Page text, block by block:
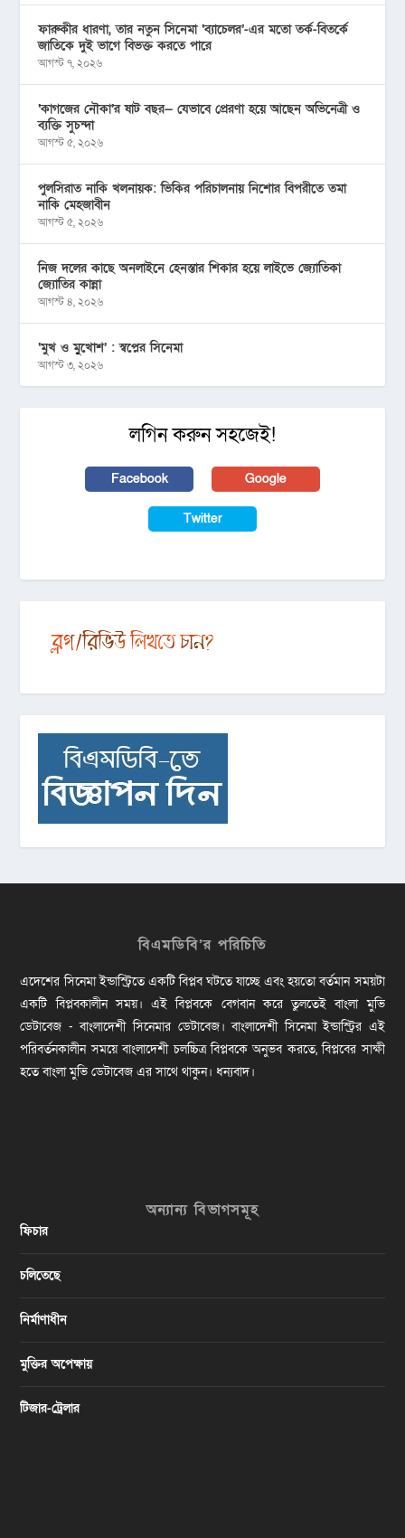
ফারুকীর ধারণা, তার নতুন সিনেমা ‘ব্যাচেলর’-এর মতো তর্ক-বিতর্কে
জাতিকে দুই ভাগে বিভক্ত করতে পারে
আগস্ট ৭, ২০২৬
‘কাগজের নৌকা’র ষাট বছর— যেভাবে প্রেরণা হয়ে আছেন অভিনেত্রী ও
ব্যক্তি সুচন্দা
আগস্ট ৫, ২০২৬
পুলসিরাত নাকি খলনায়ক: ভিকির পরিচালনায় নিশোর বিপরীতে তমা
নাকি মেহজাবীন
আগস্ট ৫, ২০২৬
নিজ দলের কাছে অনলাইনে হেনস্তার শিকার হয়ে লাইভে জ্যোতিকা
জ্যোতির কান্না
আগস্ট ৪, ২০২৬
‘মুখ ও মু্খোশ’ : স্বপ্নের সিনেমা
আগস্ট ৩, ২০২৬
লগিন করুন সহজেই!
Facebook Google
Twitter
বিএমডিবি’র পরিচিতি
এদেশের সিনেমা ইন্ডাস্ট্রিতে একটি বিপ্লব ঘটতে যাচ্ছে এবং হয়তো বর্তমান সময়টা
একটি বিপ্লবকালীন সময়। এই বিপ্লবকে বেগবান করে তুলতেই বাংলা মুভি
ডেটাবেজ - বাংলাদেশী সিনেমার ডেটাবেজ। বাংলাদেশী সিনেমা ইন্ডাস্ট্রির এই
পরিবর্তনকালীন সময়ে বাংলাদেশী চলচ্চিত্র বিপ্লবকে অনুভব করতে, বিপ্লবের সাক্ষী
হতে বাংলা মুভি ডেটাবেজ এর সাথে থাকুন। ধন্যবাদ।
অন্যান্য বিভাগসমূহ
ফিচার
চলিতেছে
নির্মাণাধীন
মুক্তির অপেক্ষায়
টিজার-ট্রেলার